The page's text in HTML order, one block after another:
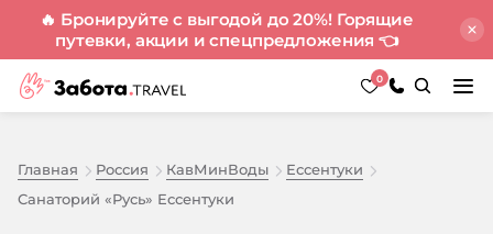
🔥 Бронируйте с выгодой до 20%! Горящие
путевки, акции и спецпредложения 👈
0
Главная Россия КавМинВоды
Ессентуки
Санаторий «Русь» Ессентуки